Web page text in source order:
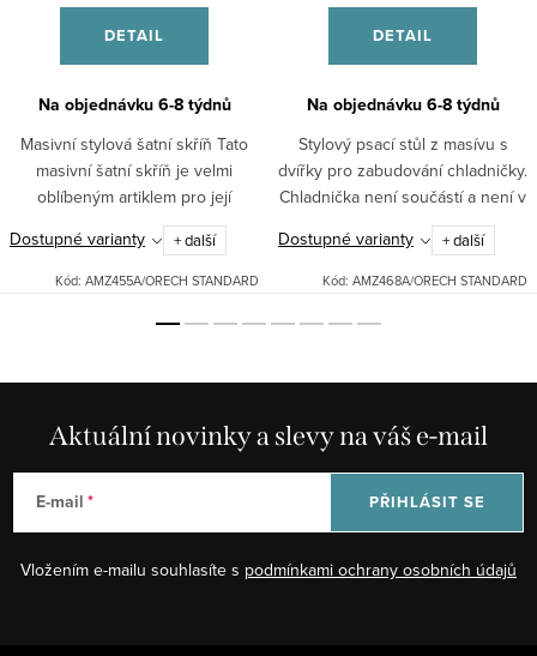
DETAIL
Na objednávku 6-8 týdnů
Masivní stylová šatní skříň Tato
masivní šatní skříň je velmi
oblíbeným artiklem pro její
klasický design, úsporu místa a
snadné otevírání. Poskytuje
kvalitu, účelnost i...
Dostupné varianty + další
Kód: AMZ455A/ORECH STANDARD
DETAIL
Na objednávku 6-8 týdnů
Stylový psací stůl z masívu s
dvířky pro zabudování chladničky.
Chladnička není součástí a není v
ceně. Doplňte svou kancelář
nebo hotelový pokoj fuknčním
kusem nábytku. Pod...
Dostupné varianty + další
Kód: AMZ468A/ORECH STANDARD
Aktuální novinky a slevy na váš e-mail
E-mail
Vložením e-mailu souhlasíte s podmínkami ochrany osobních údajů
PŘIHLÁSIT SE